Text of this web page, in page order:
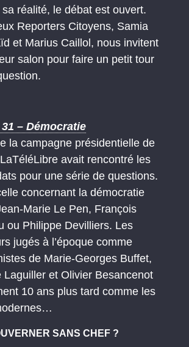
réalité, le débat est ouvert.
Reporters Citoyens, Samia
et Marius Caillol, nous invitent
salon pour faire un petit tour
– Démocratie
la campagne présidentielle de
avait rencontré les
pour une série de questions.
concernant la démocratie
Marie Le Pen, François
ou Philippe Devilliers. Les
jugés à l’époque comme
de Marie-Georges Buffet,
Laguiller et Olivier Besancenot
10 ans plus tard comme les
SANS CHEF ?